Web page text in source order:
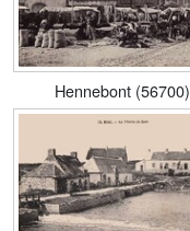
Hennebont (56700)